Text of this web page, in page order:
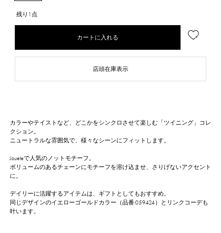
残り1点
カートに入れる
店頭在庫表示
カラーやテイストなど、どこかをシンクロさせて楽しむ「ツイニング」コレ
クション。
ニュートラルな雰囲気で、様々なシーンにフィットします。
Joueteで人気のノットモチーフ。
ボリュームのあるチェーンにモチーフを溶け込ませ、さりげないアクセント
に。
デイリーに活躍するアイテムは、ギフトとしてもおすすめ。
同じデザインのイエローゴールドカラー（品番:059424）とリンクコーデも
叶います。